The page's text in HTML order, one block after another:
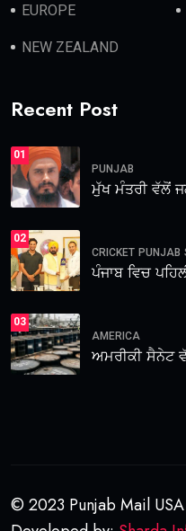
EUROPE
NEW ZEALAND
Recent Post
01
PUNJAB
ਮੁੱਖ ਮੰਤਰੀ ਵੱਲੋਂ
02
CRICKET PUNJAB
ਪੰਜਾਬ ਵਿਚ
03
AMERICA
ਅਮਰੀਕੀ ਸੈਨੇਟ
© 2023 Punjab Mail